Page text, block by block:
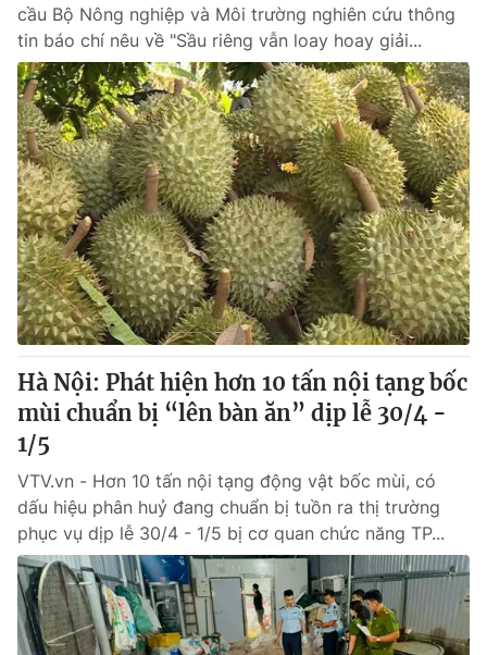
cầu Bộ Nông nghiệp và Môi trường nghiên cứu thông
tin báo chí nêu về "Sầu riêng vẫn loay hoay giải...
Hà Nội: Phát hiện hơn 10 tấn nội tạng bốc
mùi chuẩn bị “lên bàn ăn” dịp lễ 30/4 -
1/5
VTV.vn - Hơn 10 tấn nội tạng động vật bốc mùi, có
dấu hiệu phân huỷ đang chuẩn bị tuồn ra thị trường
phục vụ dịp lễ 30/4 - 1/5 bị cơ quan chức năng TP...